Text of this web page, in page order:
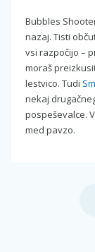
Bubbles
nazaj. Tisti
vsi razpočijo –
moraš
lestvico. Tudi
nekaj
pospeševalce.
med pavzo.